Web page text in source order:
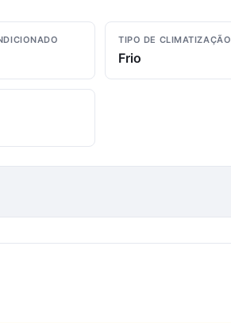
TIPO DE CLIMATIZAÇÃO
Frio